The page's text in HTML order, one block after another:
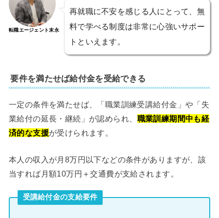
転職エージェント末永
再就職に不安を感じる人にとって、無
料で学べる制度は非常に心強いサポー
トといえます。
要件を満たせば給付金を受給できる
一定の条件を満たせば、「職業訓練受講給付金」や「失
業給付の延長・継続」が認められ、 職業訓練期間中も経
済的な支援が受けられます。
本人の収入が月8万円以下などの条件がありますが、該
当すれば月額10万円＋交通費が支給されます。
受講給付金の支給要件